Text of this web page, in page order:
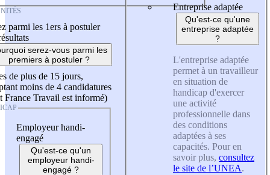
parmi les 1ers à postuler
serez-vous parmi les
premiers à postuler ?
de plus de 15 jours,
moins de 4 candidatures
France Travail est informé)
Employeur handi-
engagé
Qu'est-ce qu'un
employeur handi-
engagé ?
Entreprise adaptée
Qu'est-ce qu'une
entreprise adaptée
?
L'entreprise adaptée
permet à un travailleur
en situation de
handicap d'exercer
une activité
professionnelle dans
des conditions
adaptées à ses
capacités. Pour en
savoir plus, consultez
le site de l’UNEA.